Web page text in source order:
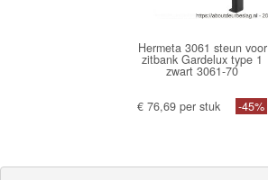
Hermeta 3061 steun voor
zitbank Gardelux type 1
zwart 3061-70
€ 76,69 per stuk -45%